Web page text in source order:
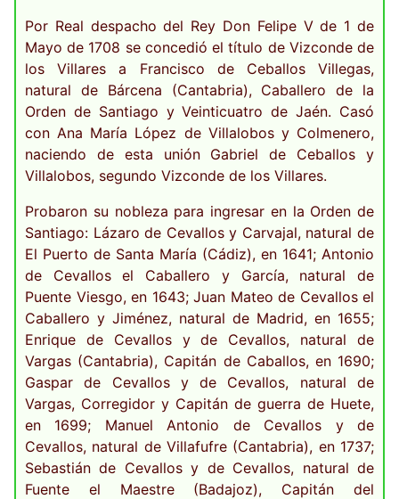
Por Real despacho del Rey Don Felipe V de 1 de
Mayo de 1708 se concedió el título de Vizconde de
los Villares a Francisco de Ceballos Villegas,
natural de Bárcena (Cantabria), Caballero de la
Orden de Santiago y Veinticuatro de Jaén. Casó
con Ana María López de Villalobos y Colmenero,
naciendo de esta unión Gabriel de Ceballos y
Villalobos, segundo Vizconde de los Villares.
Probaron su nobleza para ingresar en la Orden de
Santiago: Lázaro de Cevallos y Carvajal, natural de
El Puerto de Santa María (Cádiz), en 1641; Antonio
de Cevallos el Caballero y García, natural de
Puente Viesgo, en 1643; Juan Mateo de Cevallos el
Caballero y Jiménez, natural de Madrid, en 1655;
Enrique de Cevallos y de Cevallos, natural de
Vargas (Cantabria), Capitán de Caballos, en 1690;
Gaspar de Cevallos y de Cevallos, natural de
Vargas, Corregidor y Capitán de guerra de Huete,
en 1699; Manuel Antonio de Cevallos y de
Cevallos, natural de Villafufre (Cantabria), en 1737;
Sebastián de Cevallos y de Cevallos, natural de
Fuente el Maestre (Badajoz), Capitán del